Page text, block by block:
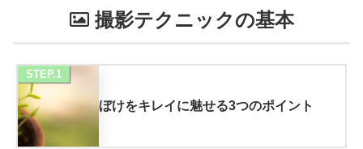
撮影テクニックの基本
STEP.1
ぼけをキレイに魅せる3つのポイント